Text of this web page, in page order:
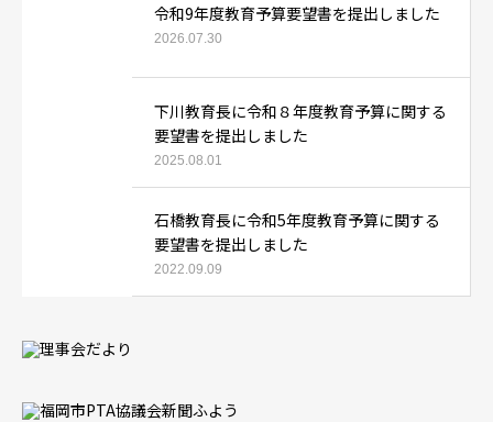
令和9年度教育予算要望書を提出しました
2026.07.30
下川教育長に令和８年度教育予算に関する
要望書を提出しました
2025.08.01
石橋教育長に令和5年度教育予算に関する
要望書を提出しました
2022.09.09